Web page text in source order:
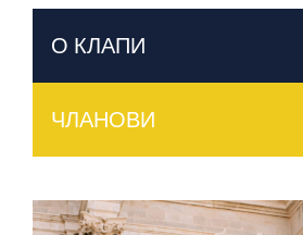
О КЛАПИ
ЧЛАНОВИ